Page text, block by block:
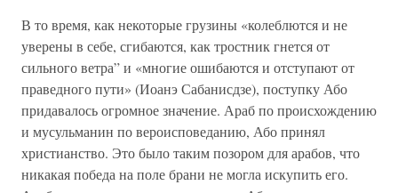
В то время, как некоторые грузины «колеблются и не
уверены в себе, сгибаются, как тростник гнется от
сильного ветра” и «многие ошибаются и отступают от
праведного пути» (Иоанэ Сабанисдзе), поступку Або
придавалось огромное значение. Араб по происхождению
и мусульманин по вероисповеданию, Або принял
христианство. Это было таким позором для арабов, что
никакая победа на поле брани не могла искупить его.